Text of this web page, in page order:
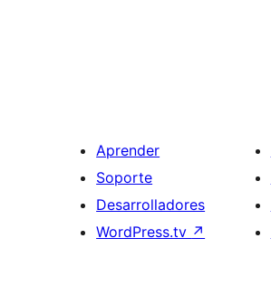
Aprender
Soporte
Desarrolladores
WordPress.tv ↗